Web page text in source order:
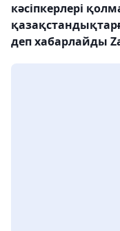
кәсіпкерлері
деп хабарлайды